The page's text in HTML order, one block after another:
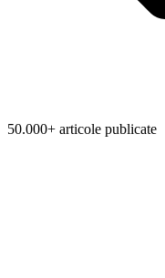
50.000+ articole publicate